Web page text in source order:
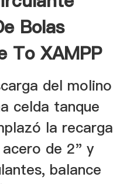
Bolas
To XAMPP
del molino
celda tanque
la recarga
de 2" y
balance